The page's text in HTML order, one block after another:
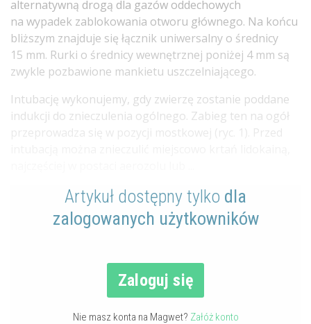
alternatywną drogą dla gazów oddechowych
na wypadek zablokowania otworu głównego. Na końcu
bliższym znajduje się łącznik uniwersalny o średnicy
15 mm. Rurki o średnicy wewnętrznej poniżej 4 mm są
zwykle pozbawione mankietu uszczelniającego.
Intubację wykonujemy, gdy zwierzę zostanie poddane
indukcji do znieczulenia ogólnego. Zabieg ten na ogół
przeprowadza się w pozycji mostkowej (ryc. 1). Przed
Artykuł dostępny tylko dla
zalogowanych użytkowników
Zaloguj się
Nie masz konta na Magwet? Załóż konto